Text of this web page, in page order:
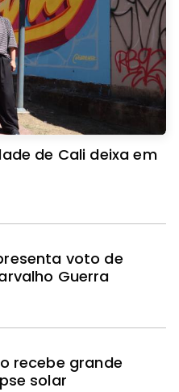
Cali deixa em
voto de
Guerra
recebe grande
solar